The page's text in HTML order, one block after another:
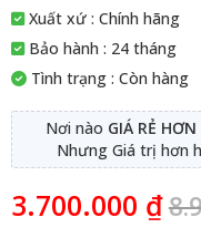
Xuất xứ : Chính hãng
Bảo hành : 24 tháng
Tình trạng : Còn hàng
Nơi nào GIÁ RẺ HƠN
Nhưng Giá trị hơn
3.700.000 ₫